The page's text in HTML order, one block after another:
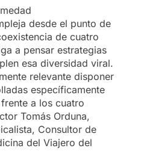
desde el punto de
de cuatro
a pensar estrategias
esa diversidad viral.
relevante disponer
específicamente
a los cuatro
Tomás Orduna,
Consultor de
del Viajero del